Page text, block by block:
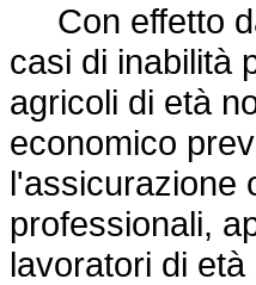
Con effetto
casi di inabilità
agricoli di età
economico
l'assicurazione
professionali,
lavoratori di